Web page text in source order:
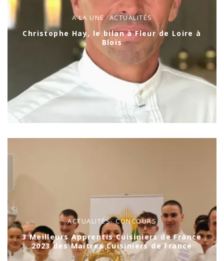
A LA UNE ACTUALITÉS
Christophe Hay, le bilan à Fleur de Loire à
Blois
ACTUALITÉS CONCOURS
3 Meilleurs Apprentis Cuisiniers de France
2023 des Maitres Cuisiniers de France